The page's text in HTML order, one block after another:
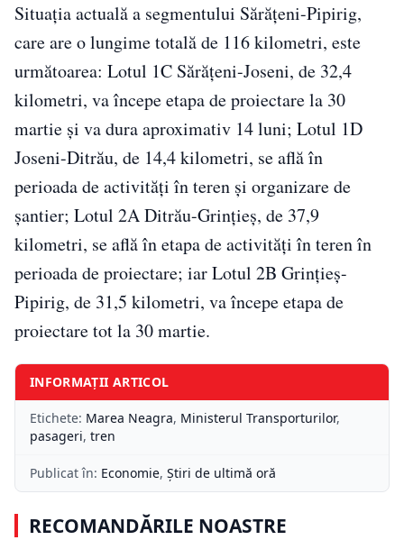
Situația actuală a segmentului Sărățeni-Pipirig,
care are o lungime totală de 116 kilometri, este
următoarea: Lotul 1C Sărățeni-Joseni, de 32,4
kilometri, va începe etapa de proiectare la 30
martie și va dura aproximativ 14 luni; Lotul 1D
Joseni-Ditrău, de 14,4 kilometri, se află în
perioada de activități în teren și organizare de
șantier; Lotul 2A Ditrău-Grințieș, de 37,9
kilometri, se află în etapa de activități în teren în
perioada de proiectare; iar Lotul 2B Grințieș-
Pipirig, de 31,5 kilometri, va începe etapa de
proiectare tot la 30 martie.
INFORMAȚII ARTICOL
Etichete: Marea Neagra, Ministerul Transporturilor,
pasageri, tren
Publicat în: Economie, Știri de ultimă oră
RECOMANDĂRILE NOASTRE